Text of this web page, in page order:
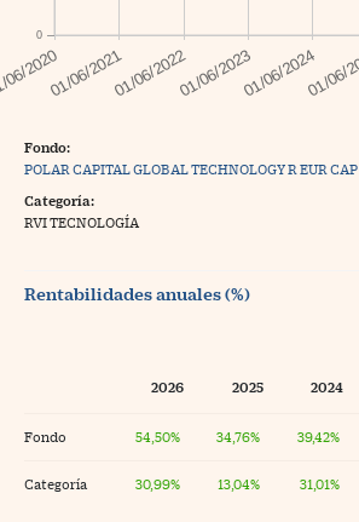
0
Fondo:
POLAR CAPITAL GLOBAL TECHNOLOGY R EUR CAP
Categoría:
RVI TECNOLOGÍA
Rentabilidades anuales (%)
2026 2025 2024
Fondo 54,50% 34,76% 39,42%
Categoría 30,99% 13,04% 31,01%